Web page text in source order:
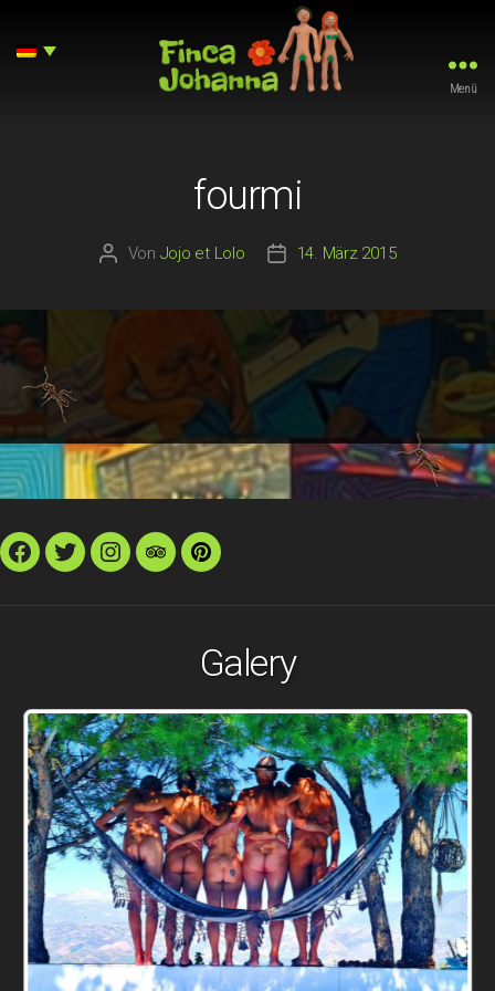
Menü
fourmi
Beitragsautor
Von Jojo et Lolo Beitragsdatum
14. März 2015
Facebook
TwitterInstagramTripAdvisor
Pinterest
Galery